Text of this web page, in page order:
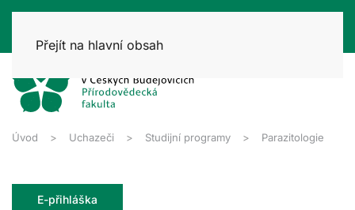
Přejít na hlavní obsah
Úvod Uchazeči Studijní programy Parazitologie
E-přihláška